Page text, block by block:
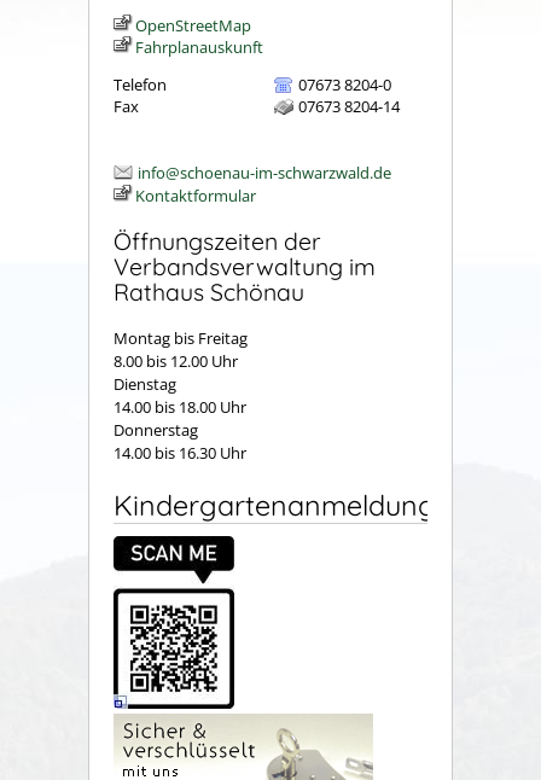
OpenStreetMap
Fahrplanauskunft
Telefon
07673 8204-0
Fax
07673 8204-14
info@schoenau-im-schwarzwald.de
Kontaktformular
Öffnungszeiten der
Verbandsverwaltung im
Rathaus Schönau
Montag bis Freitag
8.00 bis 12.00 Uhr
Dienstag
14.00 bis 18.00 Uhr
Donnerstag
14.00 bis 16.30 Uhr
Kindergartenanmeldung